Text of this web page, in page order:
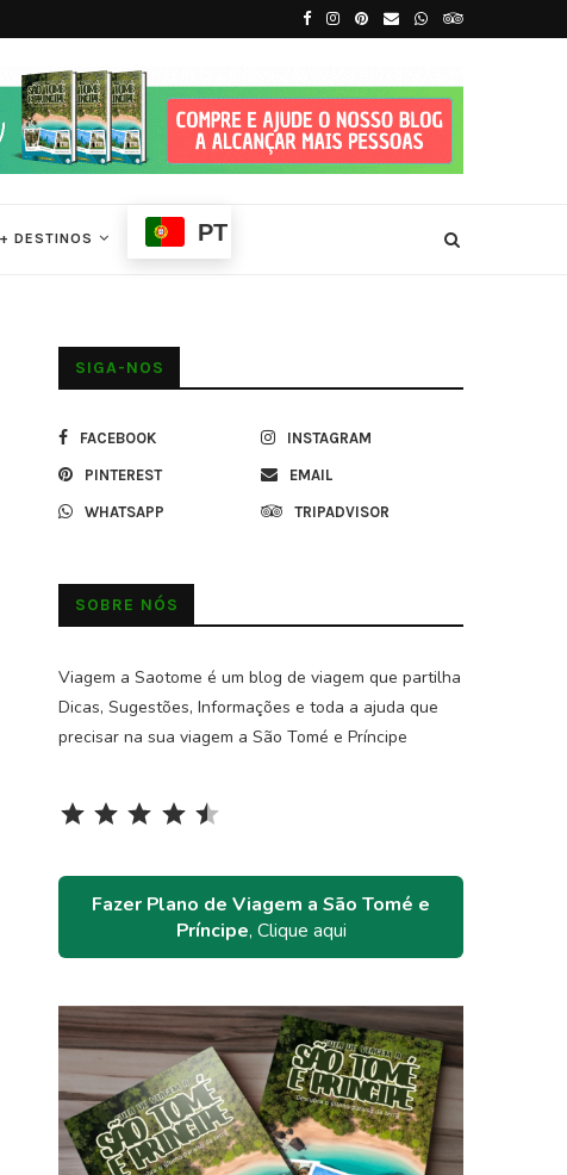
Melhor Época para Visitar São Tomé e
+ DESTINOS PT
SIGA-NOS
FACEBOOK INSTAGRAM
PINTEREST EMAIL
WHATSAPP TRIPADVISOR
SOBRE NÓS
Viagem a Saotome é um blog de viagem que partilha
Dicas, Sugestões, Informações e toda a ajuda que
precisar na sua viagem a São Tomé e Príncipe
⭐⭐⭐ ⭐⭐
Fazer Plano de Viagem a São Tomé e
Príncipe, Clique aqui